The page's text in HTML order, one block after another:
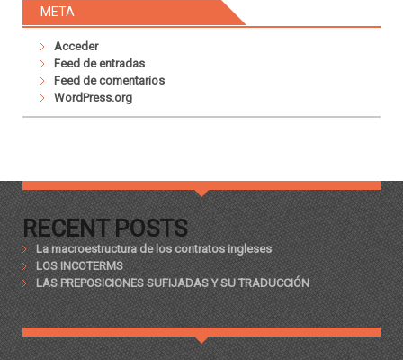
META
Acceder
Feed de entradas
Feed de comentarios
WordPress.org
RECENT POSTS
La macroestructura de los contratos ingleses
LOS INCOTERMS
LAS PREPOSICIONES SUFIJADAS Y SU TRADUCCIÓN